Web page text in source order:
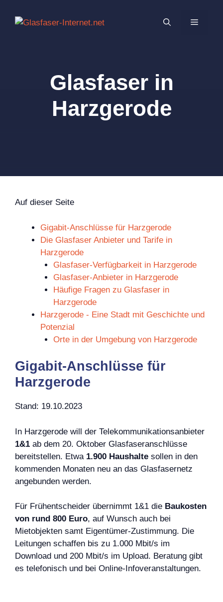
Inhalt
MENÜ
Glasfaser in
Harzgerode
Auf dieser Seite
Gigabit-Anschlüsse für Harzgerode
Die Glasfaser Anbieter und Tarife in
Harzgerode
Glasfaser-Verfügbarkeit in Harzgerode
Glasfaser-Anbieter in Harzgerode
Häufige Fragen zu Glasfaser in
Harzgerode
Harzgerode - Eine Stadt mit Geschichte und
Potenzial
Orte in der Umgebung von Harzgerode
Gigabit-Anschlüsse für
Harzgerode
Stand: 19.10.2023
In Harzgerode will der Telekommunikationsanbieter
1&1 ab dem 20. Oktober Glasfaseranschlüsse
bereitstellen. Etwa 1.900 Haushalte sollen in den
kommenden Monaten neu an das Glasfasernetz
angebunden werden.
Für Frühentscheider übernimmt 1&1 die Baukosten
von rund 800 Euro, auf Wunsch auch bei
Mietobjekten samt Eigentümer-Zustimmung. Die
Leitungen schaffen bis zu 1.000 Mbit/s im
Download und 200 Mbit/s im Upload. Beratung gibt
es telefonisch und bei Online-Infoveranstaltungen.